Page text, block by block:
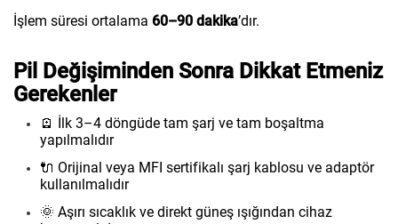
İşlem süresi ortalama 60–90 dakika’dır.
Pil Değişiminden Sonra Dikkat Etmeniz
Gerekenler
🪫 İlk 3–4 döngüde tam şarj ve tam boşaltma
yapılmalıdır
🔌 Orijinal veya MFI sertifikalı şarj kablosu ve adaptör
kullanılmalıdır
🌞 Aşırı sıcaklık ve direkt güneş ışığından cihaz